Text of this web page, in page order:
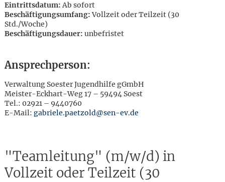
Eintrittsdatum:Ab sofort
Beschäftigungsumfang:Vollzeit oder Teilzeit (30
Std./Woche)
Beschäftigungsdauer: unbefristet
Ansprechperson:
Verwaltung Soester Jugendhilfe gGmbH
Meister-Eckhart-Weg 17 – 59494 Soest
Tel.: 02921 – 9440760
E-Mail: gabriele.paetzold@sen-ev.de
"Teamleitung" (m/w/d) in
Vollzeit oder Teilzeit (30
Karte anzeigen